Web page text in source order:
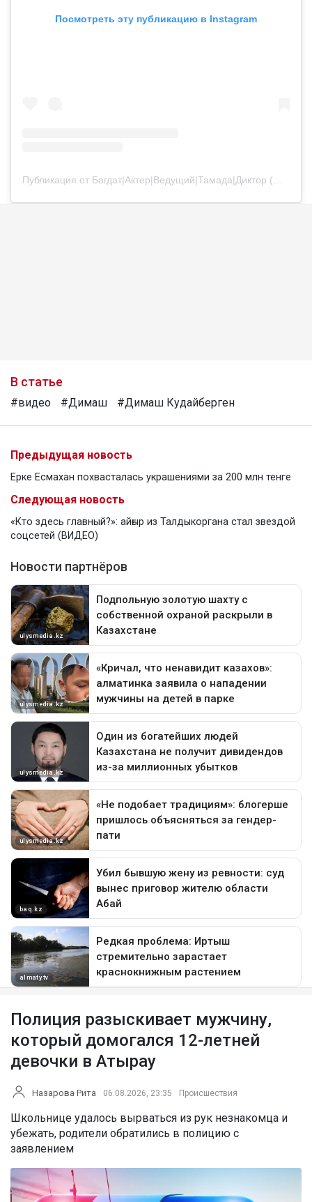
Посмотреть эту публикацию в Instagram
В статье
#видео #Димаш #Димаш Кудайберген
Предыдущая новость
Ерке Есмахан похвасталась украшениями за 200 млн тенге
Следующая новость
«Кто здесь главный?»: айғыр из Талдыкоргана стал звездой
соцсетей (ВИДЕО)
Полиция разыскивает мужчину,
который домогался 12-летней
девочки в Атырау
Назарова Рита 06.08.2026, 23:35 Происшествия
Школьнице удалось вырваться из рук незнакомца и
убежать, родители обратились в полицию с
заявлением